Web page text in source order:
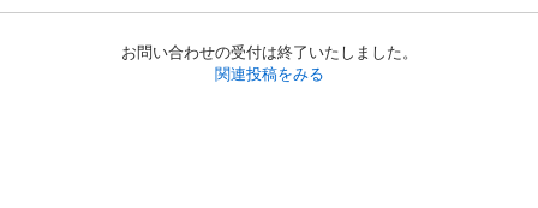
お問い合わせの受付は終了いたしました。
関連投稿をみる